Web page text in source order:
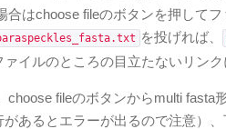
合はchoose fileのボタンを押して
を投げれば、
イルのところの目立たないリンク
choose fileのボタンからmulti
あるとエラーが出るので注意）